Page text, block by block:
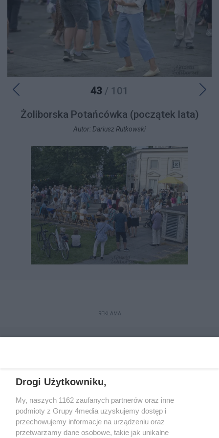
43 / 101
Żoliborska Potańcówka (początek lata)
Autor: Dariusz Rutkowski
REKLAMA
Reklama Kontakt Regulamin Dystrybucja
Drogi Użytkowniku,
My, naszych 1162 zaufanych partnerów oraz inne
podmioty z Grupy 4media uzyskujemy dostęp i
przechowujemy informacje na urządzeniu oraz
przetwarzamy dane osobowe, takie jak unikalne